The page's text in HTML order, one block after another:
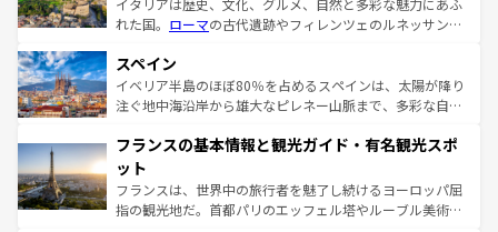
イタリアは歴史、文化、グルメ、自然と多彩な魅力にあふ
れた国。 ローマの古代遺跡やフィレンツェのルネッサンス
ろん、トスカーナの美しい田園風景やアマルフィ海岸の絶
景など、自然景観も見逃せない。観光の合間には、本場の
ピザやパスタなど、絶品のイタリア料理を堪能することも
ませてくれるイタリアで、忘れられない旅をしてみよう！
なお、新着のイタリア情報は
しい。
スペイン
イベリア半島のほぼ80％を占めるスペインは、太陽が降り
注ぐ地中海沿岸から雄大なピレネー山脈まで、多彩な自然
文化が根付くこの国では、情熱的なフラメンコ、熱気あふ
れる闘牛、そして美味しいタパスが生活の一部となってい
る。首都マドリードの洗練された雰囲気や、バルセロナの
アートに溢れた街角から、地方では古代ローマ遺跡や中世
フランスの基本情報と観光ガイド・有名観光スポ
ット
フランスは、世界中の旅行者を魅了し続けるヨーロッパ屈
指の観光地だ。首都パリのエッフェル塔やルーブル美術館